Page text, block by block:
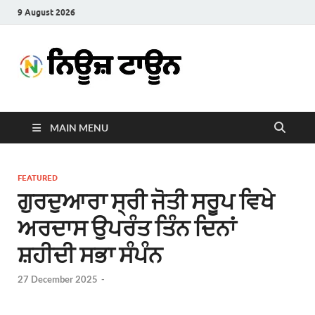
9 August 2026
Town
MAIN MENU
FEATURED
ਗੁਰਦੁਆਰਾ ਸ੍ਰੀ ਜੋਤੀ ਸਰੂਪ ਵਿਖੇ
ਅਰਦਾਸ ਉਪਰੰਤ ਤਿੰਨ ਦਿਨਾਂ
ਸ਼ਹੀਦੀ ਸਭਾ ਸੰਪੰਨ
27 December 2025 -